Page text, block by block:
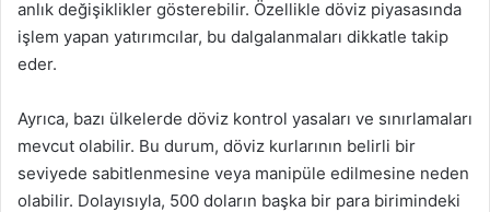
anlık değişiklikler gösterebilir. Özellikle döviz piyasasında
işlem yapan yatırımcılar, bu dalgalanmaları dikkatle takip
eder.
Ayrıca, bazı ülkelerde döviz kontrol yasaları ve sınırlamaları
mevcut olabilir. Bu durum, döviz kurlarının belirli bir
seviyede sabitlenmesine veya manipüle edilmesine neden
olabilir. Dolayısıyla, 500 doların başka bir para birimindeki